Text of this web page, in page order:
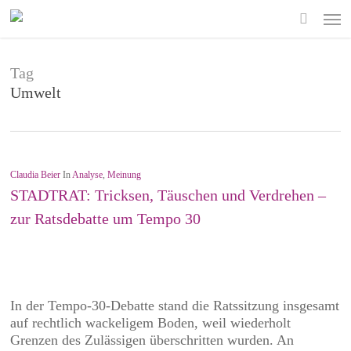
Skip
Tag
Umwelt
Claudia Beier InAnalyse,Meinung
STADTRAT: Tricksen, Täuschen und Verdrehen –
zur Ratsdebatte um Tempo 30
In der Tempo-30-Debatte stand die Ratssitzung insgesamt
auf rechtlich wackeligem Boden, weil wiederholt
Grenzen des Zulässigen überschritten wurden. An